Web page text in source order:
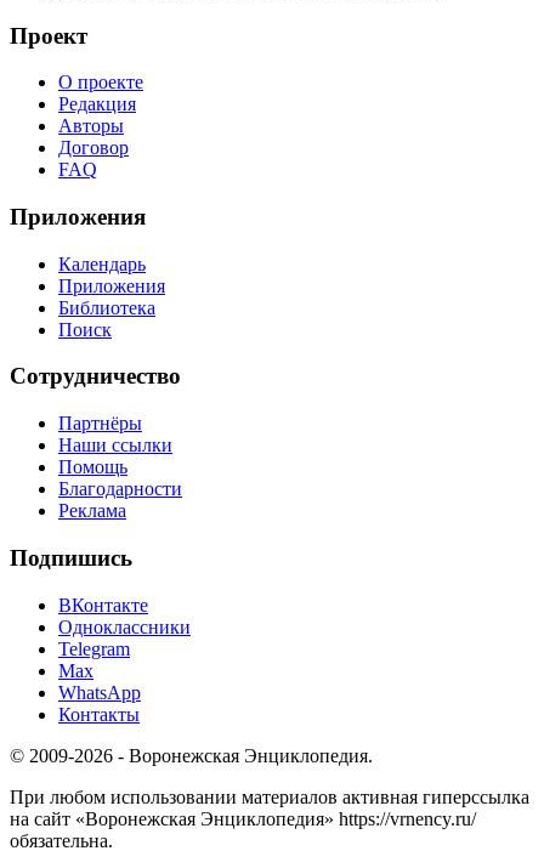
Проект
О проекте
Редакция
Авторы
Договор
FAQ
Приложения
Календарь
Приложения
Библиотека
Поиск
Сотрудничество
Партнёры
Наши ссылки
Помощь
Благодарности
Реклама
Подпишись
ВКонтакте
Одноклассники
Telegram
Max
WhatsApp
Контакты
© 2009-2026 - Воронежская Энциклопедия.
При любом использовании материалов активная гиперссылка
на сайт «Воронежская Энциклопедия» https://vrnency.ru/
обязательна.